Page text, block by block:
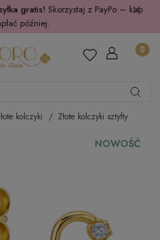
gratis! Skorzystaj z PayPo – kup
później.
kolczyki Złote kolczyki sztyfty
NOWOŚĆ